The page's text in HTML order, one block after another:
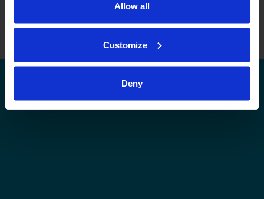
Allow all
Customize
Deny
Finhockey.fi
Suomen Jääkiekkoliitto | Kaikki oikeudet pidätetään |